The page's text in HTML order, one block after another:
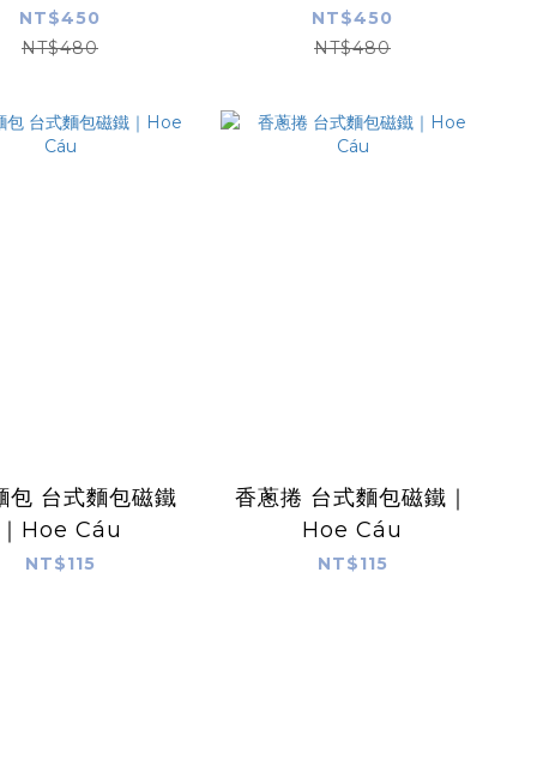
肉鬆捲 ｜Hoe
Cáu
NT$450
NT$480
巧克力螺／紅豆 ｜Hoe
Cáu
NT$450
NT$480
包 台式麵包磁鐵
Hoe Cáu
NT$115
香蔥捲 台式麵包磁鐵｜
Hoe Cáu
NT$115